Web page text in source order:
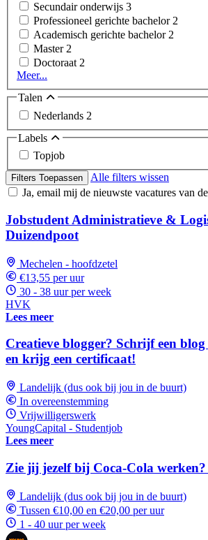
Secundair onderwijs 3
Professioneel gerichte bachelor 2
Academisch gerichte bachelor 2
Master 2
Doctoraat 2
Meer...
Talen
Nederlands 2
Labels
Topjob
Filters Toepassen
Alle filters wissen
Ja, email mij de nieuwste vacatures van
Jobstudent Administratieve &
Duizendpoot
Mechelen - hoofdzetel
€13,55 per uur
30 - 38 uur per week
HVK
Lees meer
Creatieve blogger? Schrijf een
en krijg een certificaat!
Landelijk (dus ook bij jou in de buurt)
In overeenstemming
Vrijwilligerswerk
YoungCapital - Studentjob
Lees meer
Zie jij jezelf bij Coca-Cola
Landelijk (dus ook bij jou in de buurt)
Tussen €10,00 en €20,00 per uur
1 - 40 uur per week